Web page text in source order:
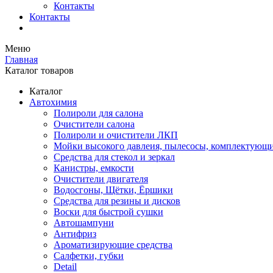
Контакты
Контакты
Меню
Главная
Каталог товаров
Каталог
Автохимия
Полироли для салона
Очистители салона
Полироли и очистители ЛКП
Мойки высокого давлеия, пылесосы,
Средства для стекол и зеркал
Канистры, емкости
Очистители двигателя
Водосгоны, Щётки, Ёршики
Средства для резины и дисков
Воски для быстрой сушки
Автошампуни
Антифриз
Ароматизирующие средства
Салфетки, губки
Detail